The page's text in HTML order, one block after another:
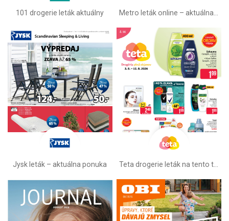
101 drogerie leták aktuálny
Jysk leták – aktuálna ponuka